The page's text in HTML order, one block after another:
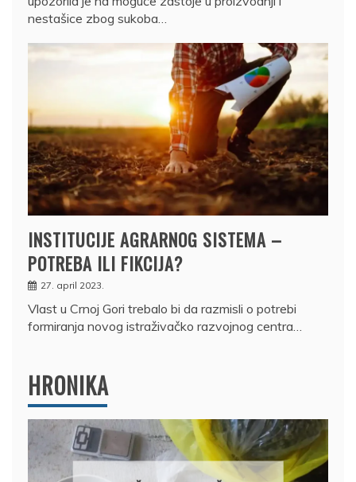
nestašice zbog sukoba…
INSTITUCIJE AGRARNOG SISTEMA –
POTREBA ILI FIKCIJA?
27. april 2023.
Vlast u Crnoj Gori trebalo bi da razmisli o potrebi
formiranja novog istraživačko razvojnog centra…
HRONIKA
DRŽAVLJANIN RUSIJE